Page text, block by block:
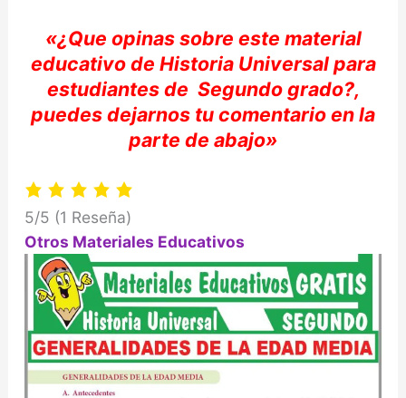
«¿Que opinas sobre este material
educativo de Historia Universalpara
estudiantes de Segundogrado?,
puedes dejarnos tu comentario en la
parte de abajo»
5/5 (1 Reseña)
Otros Materiales Educativos